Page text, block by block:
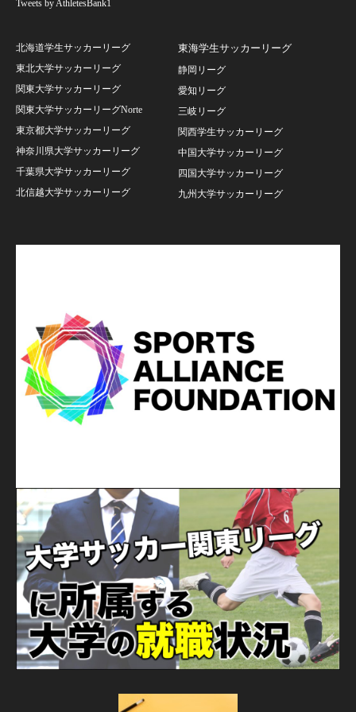
Tweets by AthletesBank1
北海道学生サッカーリーグ
東北大学サッカーリーグ
関東大学サッカーリーグ
関東大学サッカーリーグNorte
東京都大学サッカーリーグ
神奈川県大学サッカーリーグ
千葉県大学サッカーリーグ
北信越大学サッカーリーグ
東海学生サッカーリーグ
静岡リーグ
愛知リーグ
三岐リーグ
関西学生サッカーリーグ
中国大学サッカーリーグ
四国大学サッカーリーグ
九州大学サッカーリーグ